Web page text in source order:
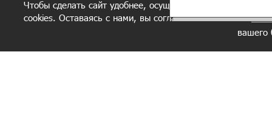
Чтобы сделать сайт удобнее, осуществляется обработка
cookies. Оставаясь с нами, вы соглашаетесь с нашей
вашего